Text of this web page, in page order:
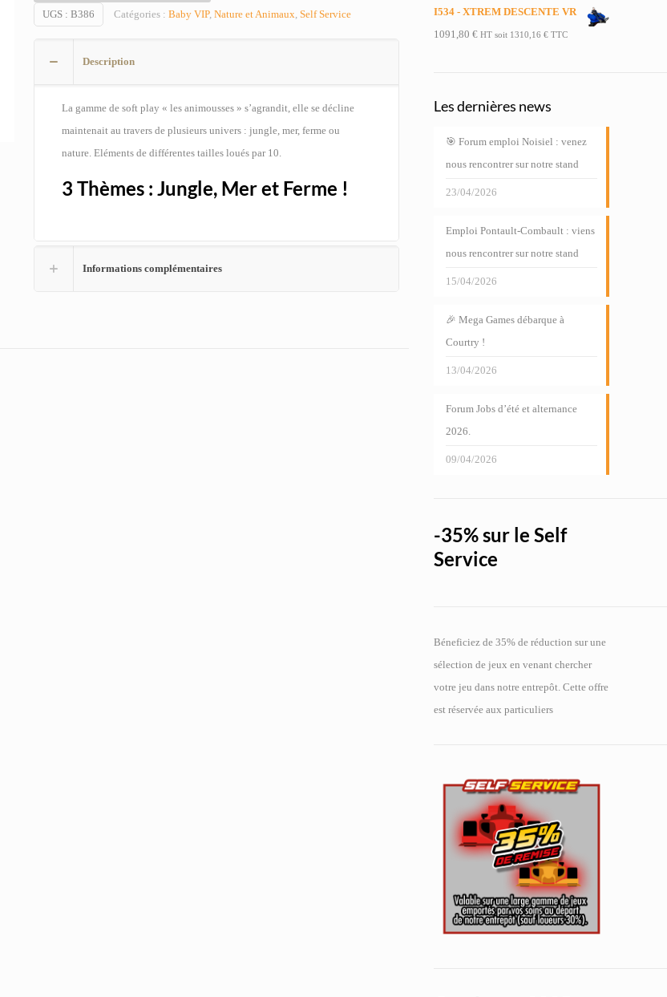
UGS : B386 Catégories : Baby VIP, Nature et Animaux, Self Service
Description
La gamme de soft play « les animousses » s’agrandit, elle se décline
maintenait au travers de plusieurs univers : jungle, mer, ferme ou
nature. Eléments de différentes tailles loués par 10.
3 Thèmes : Jungle, Mer et Ferme !
Informations complémentaires
I534 - XTREM DESCENTE VR
1091,80 € HT soit 1310,16 €TTC
Les dernières news
🎯 Forum emploi Noisiel : venez
nous rencontrer sur notre stand
23/04/2026
Emploi Pontault-Combault : viens
nous rencontrer sur notre stand
15/04/2026
🎉 Mega Games débarque à
Courtry !
13/04/2026
Forum Jobs d’été et alternance
2026.
09/04/2026
-35% sur le Self
Service
Béneficiez de 35% de réduction sur une
sélection de jeux en venant chercher
votre jeu dans notre entrepôt. Cette offre
est réservée aux particuliers